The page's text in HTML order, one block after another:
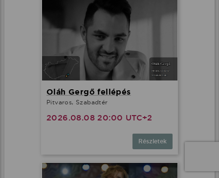
Oláh Gergő fellépés
Pitvaros, Szabadtér
2026.08.08 20:00 UTC+2
Részletek